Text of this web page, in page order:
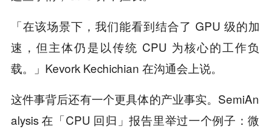
「在该场景下，我们能看到结合了 GPU 级的加
速，但主体仍是以传统 CPU 为核心的工作负
载。」Kevork Kechichian 在沟通会上说。
这件事背后还有一个更具体的产业事实。SemiAn
alysis 在「CPU 回归」报告里举过一个例子：微